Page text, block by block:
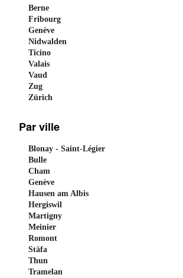
Berne
Fribourg
Genève
Nidwalden
Ticino
Valais
Vaud
Zug
Zürich
Par ville
Blonay - Saint-Légier
Bulle
Cham
Genève
Hausen am Albis
Hergiswil
Martigny
Meinier
Romont
Stäfa
Thun
Tramelan